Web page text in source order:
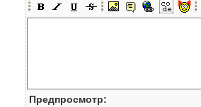
Предпросмотр: